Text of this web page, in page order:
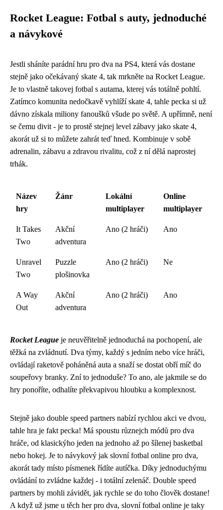
Rocket League: Fotbal s auty, jednoduché
a návykové
Jestli sháníte parádní hru pro dva na PS4, která vás dostane
stejně jako očekávaný skate 4, tak mrkněte na Rocket League.
Je to vlastně takovej fotbal s autama, kterej vás totálně pohltí.
Zatímco komunita nedočkavě vyhlíží skate 4, tahle pecka si už
dávno získala miliony fanoušků všude po světě. A upřímně, není
se čemu divit - je to prostě stejnej level zábavy jako skate 4,
akorát už si to můžete zahrát teď hned. Kombinuje v sobě
adrenalin, zábavu a zdravou rivalitu, což z ní dělá naprostej
trhák.
Název
hry
Žánr
Lokální
multiplayer
Online
multiplayer
It Takes
Two
Akční
adventura
Ano (2 hráči) Ano
Unravel
Two
Puzzle
plošinovka
Ano (2 hráči) Ne
A Way
Out
Akční
adventura
Ano (2 hráči) Ano
Rocket League je neuvěřitelně jednoduchá na pochopení, ale
těžká na zvládnutí. Dva týmy, každý s jedním nebo více hráči,
ovládají raketově poháněná auta a snaží se dostat obří míč do
soupeřovy branky. Zní to jednoduše? To ano, ale jakmile se do
hry ponoříte, odhalíte překvapivou hloubku a komplexnost.
Stejně jako double speed partners nabízí rychlou akci ve dvou,
tahle hra je fakt pecka! Má spoustu různejch módů pro dva
hráče, od klasickýho jeden na jednoho až po šílenej basketbal
nebo hokej. Je to návykový jak slovní fotbal online pro dva,
akorát tady místo písmenek řídíte autíčka. Díky jednoduchýmu
ovládání to zvládne každej - i totální zelenáč. Double speed
partners by mohli závidět, jak rychle se do toho člověk dostane!
A když už jsme u těch her pro dva, slovní fotbal online je taky